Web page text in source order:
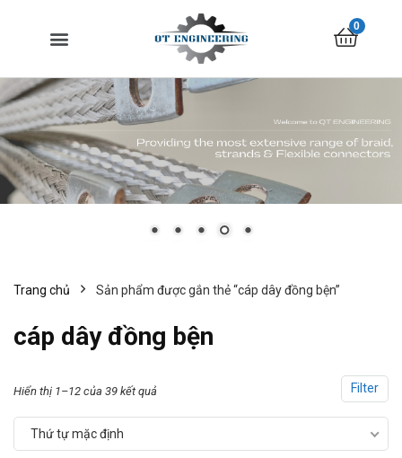
0
Trang chủ Sản phẩm được gắn thẻ “cáp dây đồng bện”
cáp dây đồng bện
Filter
Hiển thị 1–12 của 39 kết quả
Thứ tự mặc định